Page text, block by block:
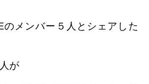
のメンバー５人とシェアした
が